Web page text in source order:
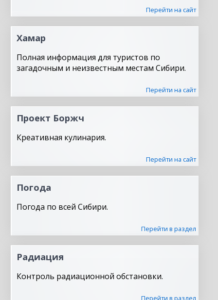
Перейти на сайт
Хамар
Полная информация для туристов по
загадочным и неизвестным местам Сибири.
Перейти на сайт
Проект Боржч
Креативная кулинария.
Перейти на сайт
Погода
Погода по всей Сибири.
Перейти в раздел
Радиация
Контроль радиационной обстановки.
Перейти в раздел